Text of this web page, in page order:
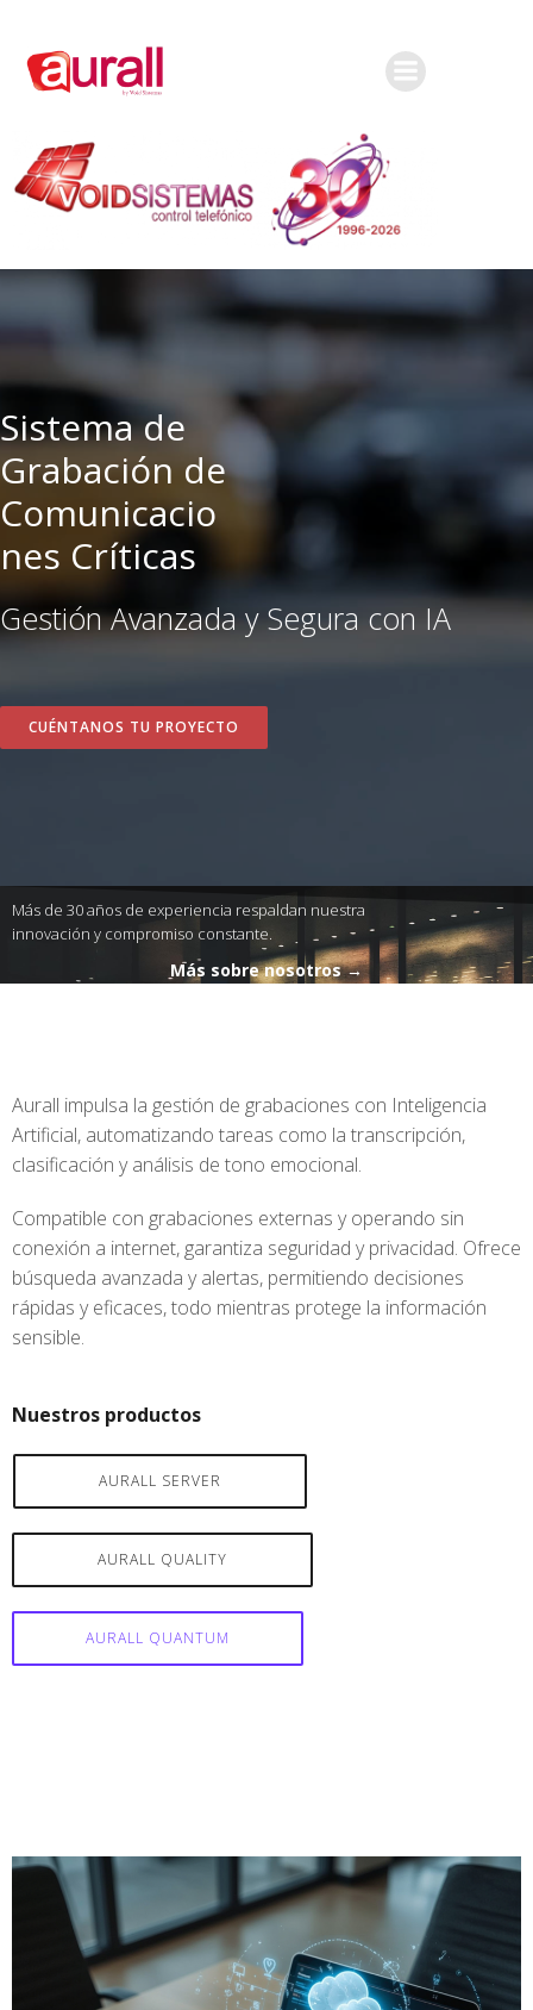
Sistema de
Grabación de
Comunicacio
nes Críticas
Gestión Avanzada y Segura con IA
CUÉNTANOS TU PROYECTO
Más de 30 años de experiencia respaldan nuestra
innovación y compromiso constante.
Más sobre nosotros →
Aurall impulsa la gestión de grabaciones con Inteligencia
Artificial, automatizando tareas como la transcripción,
clasificación y análisis de tono emocional.
Compatible con grabaciones externas y operando sin
conexión a internet, garantiza seguridad y privacidad. Ofrece
búsqueda avanzada y alertas, permitiendo decisiones
rápidas y eficaces, todo mientras protege la información
sensible.
Nuestros productos
AURALL SERVER
AURALL QUALITY
AURALL QUANTUM